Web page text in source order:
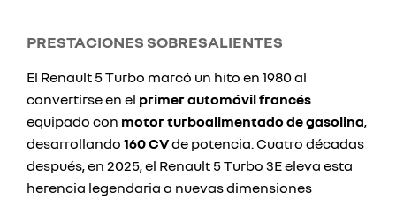
PRESTACIONES SOBRESALIENTES
El Renault 5 Turbo marcó un hito en 1980 al
convertirse en el primer automóvil francés
equipado con motor turboalimentado de gasolina,
desarrollando 160 CVde potencia. Cuatro décadas
después, en 2025, el Renault 5 Turbo 3E eleva esta
herencia legendaria a nuevas dimensiones